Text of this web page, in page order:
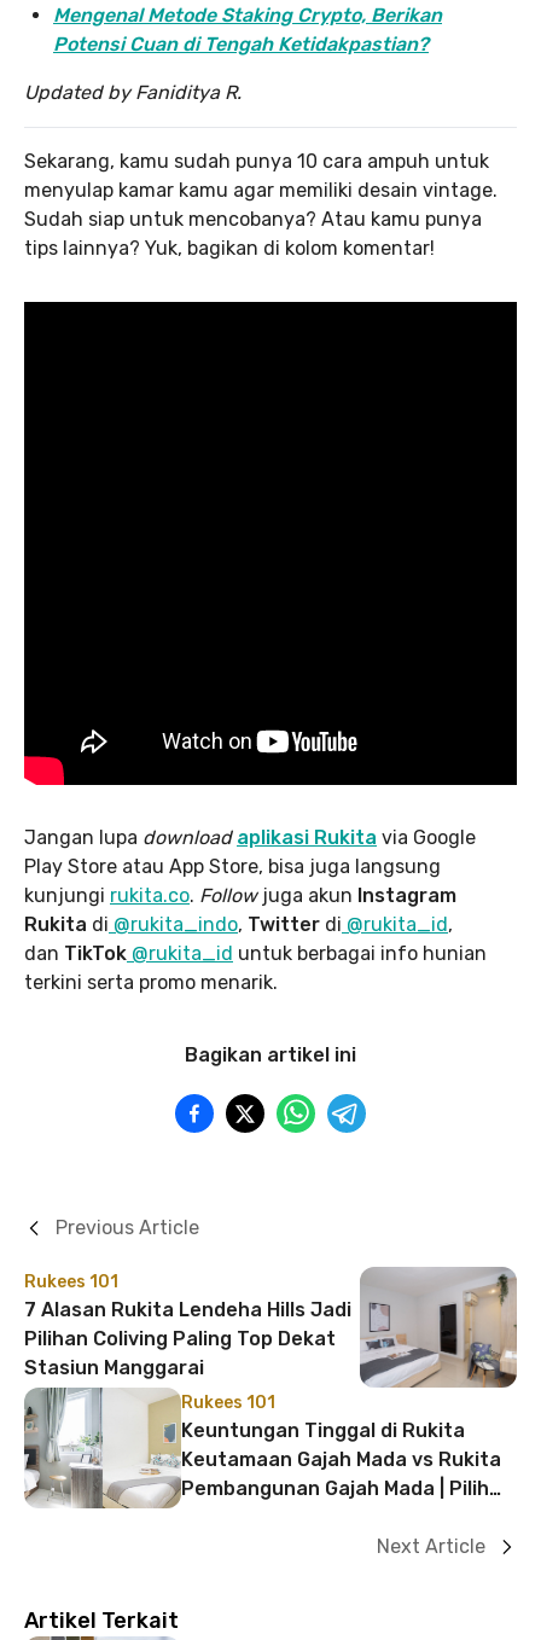
Mengenal Metode Staking Crypto, Berikan
Potensi Cuan di Tengah Ketidakpastian?
Updated by Faniditya R.
Sekarang, kamu sudah punya 10 cara ampuh untuk
menyulap kamar kamu agar memiliki desain vintage.
Sudah siap untuk mencobanya? Atau kamu punya
tips lainnya? Yuk, bagikan di kolom komentar!
Jangan lupa download aplikasi Rukita via Google
Play Store atau App Store, bisa juga langsung
kunjungi rukita.co. Followjuga akun Instagram
Rukita di @rukita_indo, Twitter di @rukita_id ,
dan TikTok @rukita_id untuk berbagai info hunian
terkini serta promo menarik.
Bagikan artikel ini
Rukees 101
7 Alasan Rukita Lendeha Hills Jadi
Pilihan Coliving Paling Top Dekat
Stasiun Manggarai
Previous Article
Rukees 101
Keuntungan Tinggal di Rukita
Keutamaan Gajah Mada vs Rukita
Pembangunan Gajah Mada | Pilih
Next Article
Artikel Terkait